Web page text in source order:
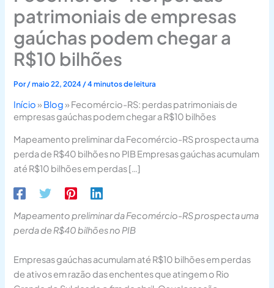
patrimoniais de empresas
gaúchas podem chegar a
R$10 bilhões
Por/maio 22, 2024 /4 minutos de leitura
Início» Blog» Fecomércio-RS: perdas patrimoniais de
empresas gaúchas podem chegar a R$10 bilhões
Mapeamento preliminar da Fecomércio-RS prospecta uma
perda de R$40 bilhões no PIB Empresas gaúchas acumulam
até R$10 bilhões em perdas […]
Mapeamento preliminar da Fecomércio-RS prospecta uma
perda de R$40 bilhões no PIB
Empresas gaúchas acumulam até R$10 bilhões em perdas
de ativos em razão das enchentes que atingem o Rio